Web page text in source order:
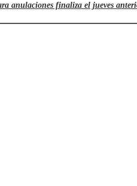
anulaciones finaliza el jueves